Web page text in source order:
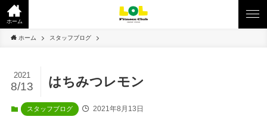
ホーム
ホーム スタッフブログ
はちみつレモン
2021
8/13
スタッフブログ 2021年8月13日